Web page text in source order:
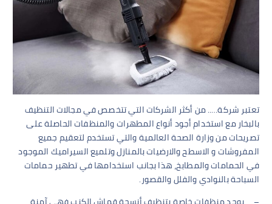
تعتبر شركة….. من أكثر الشركات التي تتخصص في مجالات التنظيف
بالبخار مع استخدام أجود أنواع المطهرات والمنظفات الحاصلة على
تصريحات من وزارة الصحة العالمية والتي تستخدم لتعقيم جميع
المفروشات و الاسطح والارضيات بالمنازل وتلميع السيراميك الموجود
في الحمامات والمطابخ، هذا بجانب استخدامها في تطهير حمامات
السباحة بالنوادي والفلل والقصور.